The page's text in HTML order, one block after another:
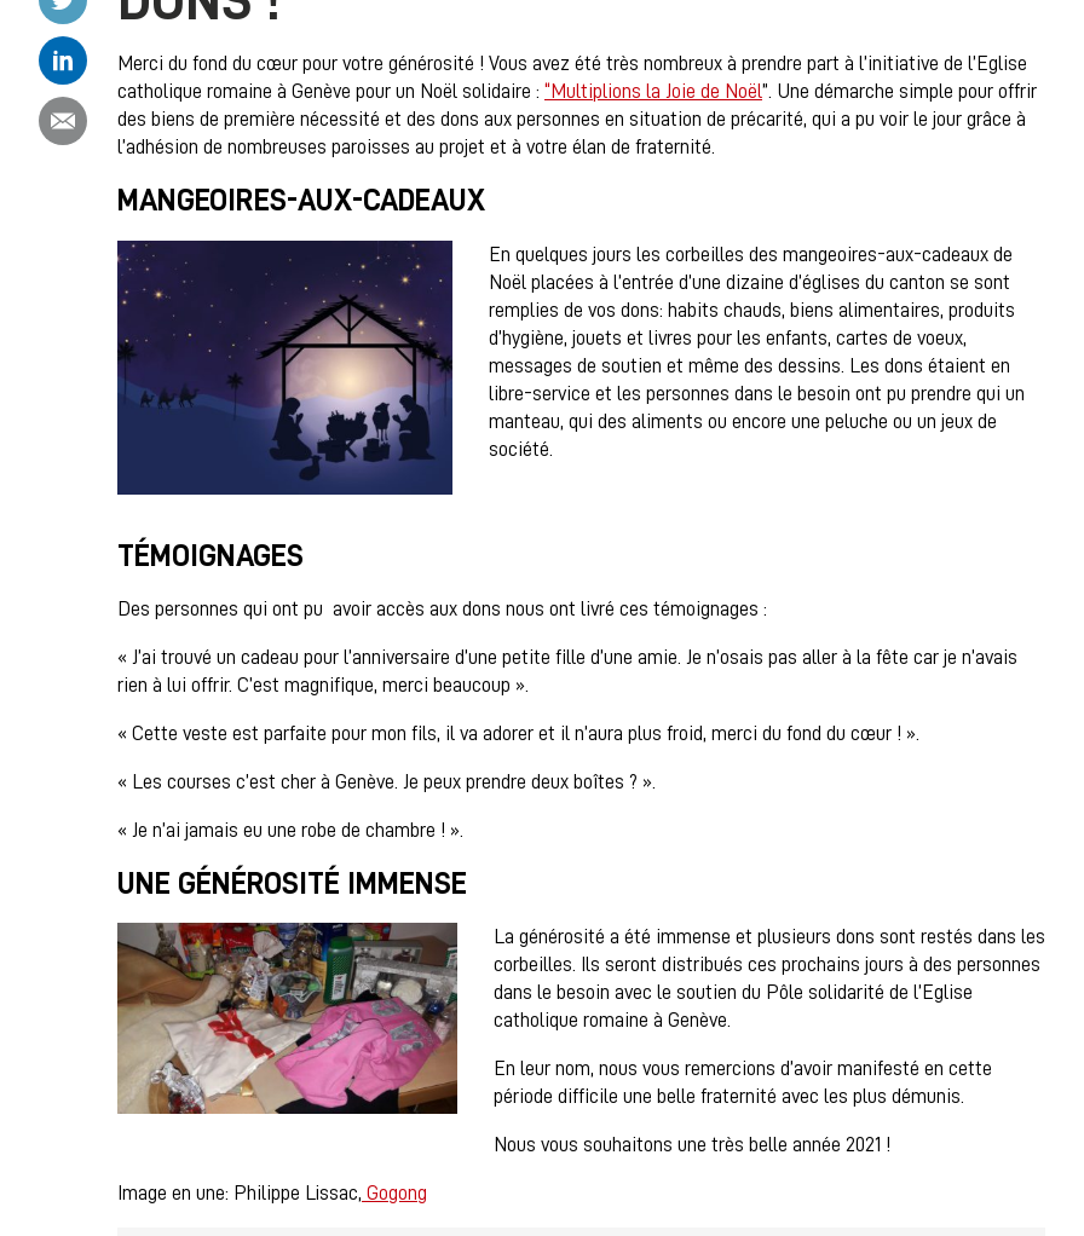
Partager ce contenu par email
Merci du fond du cœur pour votre générosité ! Vous avez été très nombreux à prendre part à l’initiative de l’Eglise
catholique romaine à Genève pour un Noël solidaire : “Multiplions la Joie de Noël”. Une démarche simple pour offrir
des biens de première nécessité et des dons aux personnes en situation de précarité, qui a pu voir le jour grâce à
l’adhésion de nombreuses paroisses au projet et à votre élan de fraternité.
MANGEOIRES-AUX-CADEAUX
En quelques jours les corbeilles des mangeoires-aux-cadeaux de
Noël placées à l’entrée d’une dizaine d’églises du canton se sont
remplies de vos dons: habits chauds, biens alimentaires, produits
d’hygiène, jouets et livres pour les enfants, cartes de voeux,
messages de soutien et même des dessins. Les dons étaient en
libre-service et les personnes dans le besoin ont pu prendre qui un
manteau, qui des aliments ou encore une peluche ou un jeux de
société.
TÉMOIGNAGES
Des personnes qui ont pu avoir accès aux dons nous ont livré ces témoignages :
« J’ai trouvé un cadeau pour l’anniversaire d’une petite fille d’une amie. Je n’osais pas aller à la fête car je n’avais
rien à lui offrir. C’est magnifique, merci beaucoup ».
« Cette veste est parfaite pour mon fils, il va adorer et il n’aura plus froid, merci du fond du cœur ! ».
« Les courses c’est cher à Genève. Je peux prendre deux boîtes ? ».
« Je n’ai jamais eu une robe de chambre ! ».
UNE GÉNÉROSITÉ IMMENSE
La générosité a été immense et plusieurs dons sont restés dans les
corbeilles. Ils seront distribués ces prochains jours à des personnes
dans le besoin avec le soutien du Pôle solidarité de l’Eglise
catholique romaine à Genève.
En leur nom, nous vous remercions d’avoir manifesté en cette
période difficile une belle fraternité avec les plus démunis.
Nous vous souhaitons une très belle année 2021 !
Image en une: Philippe Lissac, Gogong